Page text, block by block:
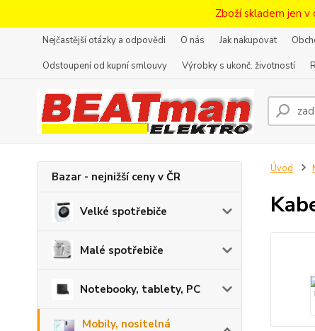
Zboží skladem jen v
Nejčastější otázky a odpovědi O nás Jak nakupovat
Odstoupení od kupní smlouvy
Výrobky s ukonč. životností
Bazar - nejnižší ceny v ČR
Velké spotřebiče
Malé spotřebiče
Notebooky, tablety, PC
Mobily, nositelná
Úvod